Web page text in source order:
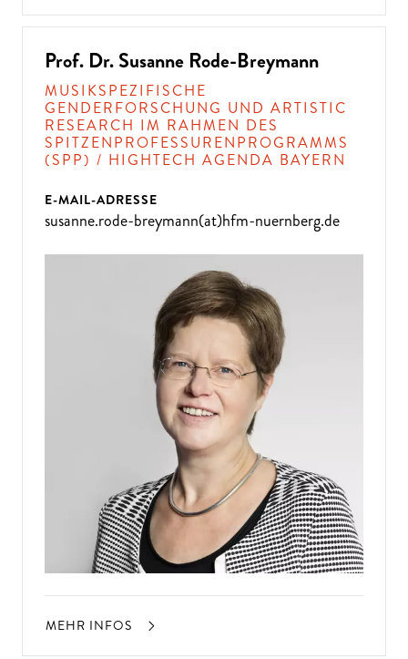
Prof. Dr. Susanne Rode-Breymann
MUSIKSPEZIFISCHE
GENDERFORSCHUNG UND ARTISTIC
RESEARCH IM RAHMEN DES
SPITZENPROFESSURENPROGRAMMS
(SPP) / HIGHTECH AGENDA BAYERN
E-MAIL-ADRESSE
susanne.rode-breymann(at)hfm-nuernberg.de
MEHR INFOS